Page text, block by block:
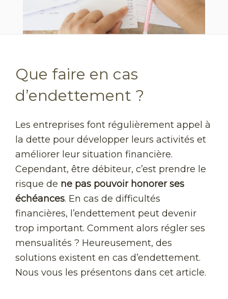
Que faire en cas
d’endettement ?
Les entreprises font régulièrement appel à
la dette pour développer leurs activités et
améliorer leur situation financière.
Cependant, être débiteur, c’est prendre le
risque de ne pas pouvoir honorer ses
échéances. En cas de difficultés
financières, l’endettement peut devenir
trop important. Comment alors régler ses
mensualités ? Heureusement, des
solutions existent en cas d’endettement.
Nous vous les présentons dans cet article.